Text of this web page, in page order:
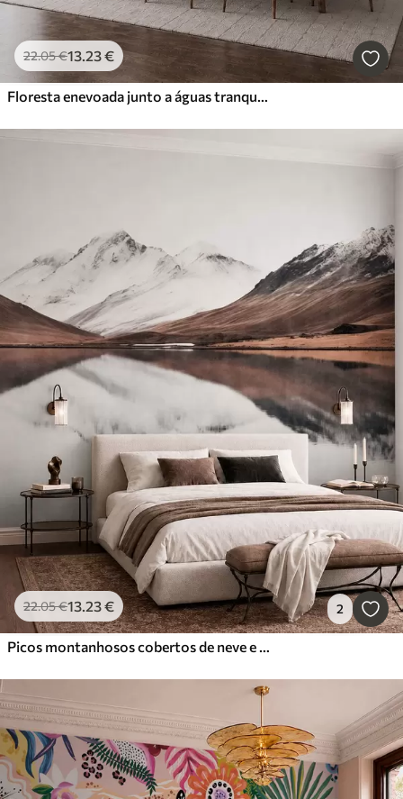
22.05€13.23€
Floresta enevoada junto a águas tranquilas, em suaves tons pastel naturais
22.05€13.23€ 2
Picos montanhosos cobertos de neve e um lago tranquilo com um reflexo semelhante a um espelho